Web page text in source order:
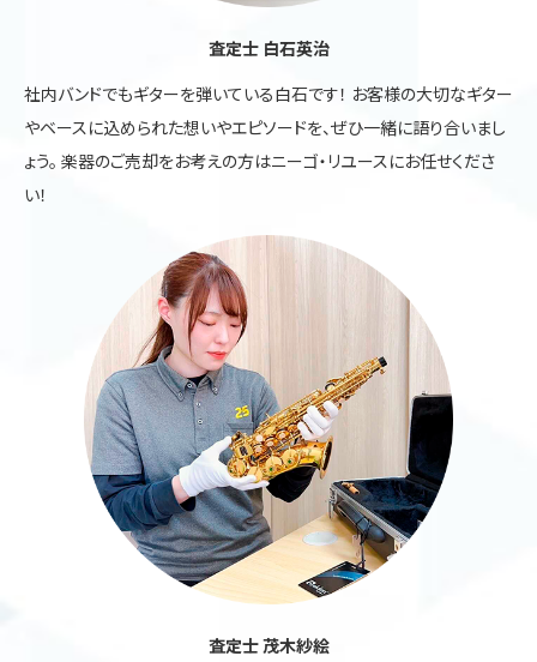
査定士 白石英治
社内バンドでもギターを弾いている白石です！ お客様の大切なギター
やベースに込められた想いやエピソードを、ぜひ一緒に語り合いまし
ょう。 楽器のご売却をお考えの方はニーゴ・リユースにお任せくださ
い！
査定士 茂木紗絵